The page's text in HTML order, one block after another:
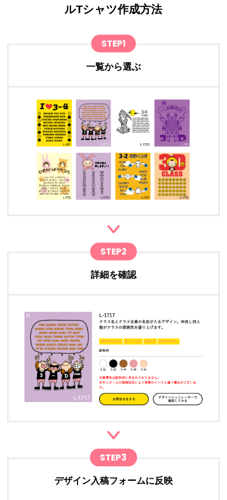
ルTシャツ作成方法
STEP1
一覧から選ぶ
STEP2
詳細を確認
STEP3
デザイン入稿フォームに反映